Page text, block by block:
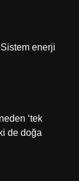
Sistem enerji
‘tek
de doğa